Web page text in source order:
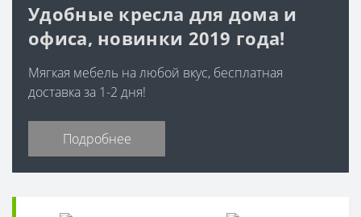
Удобные кресла для дома и
офиса, новинки 2019 года!
Мягкая мебель на любой вкус, бесплатная
доставка за 1-2 дня!
Подробнее